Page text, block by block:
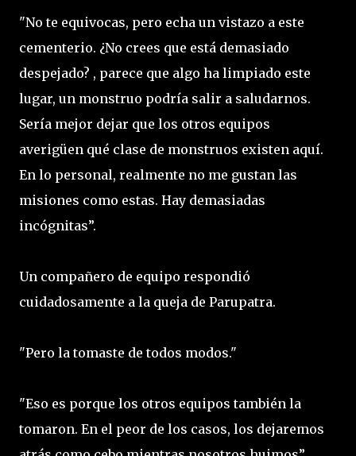
"No te equivocas, pero echa un vistazo a este
cementerio. ¿No crees que está demasiado
despejado? , parece que algo ha limpiado este
lugar, un monstruo podría salir a saludarnos.
Sería mejor dejar que los otros equipos
averigüen qué clase de monstruos existen aquí.
En lo personal, realmente no me gustan las
misiones como estas. Hay demasiadas
incógnitas”.
Un compañero de equipo respondió
cuidadosamente a la queja de Parupatra.
"Pero la tomaste de todos modos."
"Eso es porque los otros equipos también la
tomaron. En el peor de los casos, los dejaremos